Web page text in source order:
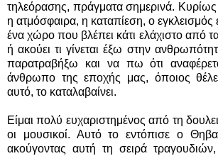
τηλεόρασης, πράγματα σημερινά.
η ατμόσφαιρα, η καταπίεση, ο
ένα χώρο που βλέπει κάτι ελάχιστο από
ή ακούει τι γίνεται έξω στην
παρατραβήξω και να πω ότι
άνθρωπο της εποχής μας, όποιος
αυτό, το καταλαβαίνει.
Είμαι πολύ ευχαριστημένος από τη
οι μουσικοί. Αυτό το εντόπισε ο
ακούγοντας αυτή τη σειρά